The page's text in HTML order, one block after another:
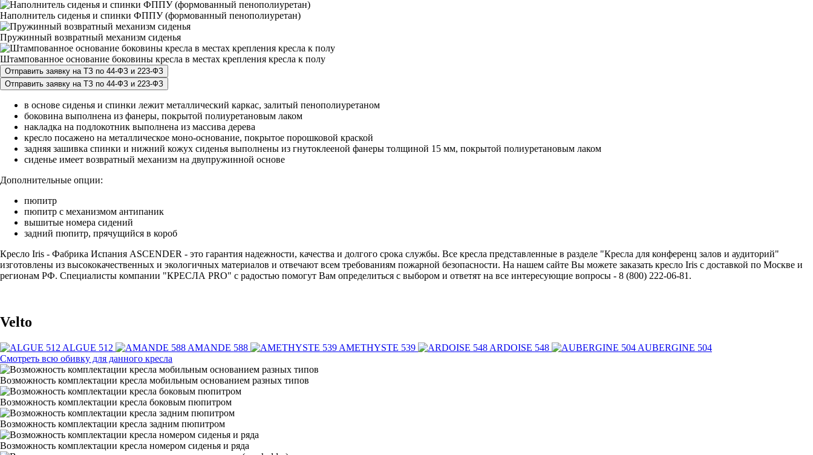
Наполнитель сиденья и спинки ФППУ (формованный пенополиуретан)
Пружинный возвратный механизм сиденья
Штампованное основание боковины кресла в местах крепления кресла к полу
в основе сиденья и спинки лежит металлический каркас, залитый пенополиуретаном
боковина выполнена из фанеры, покрытой полиуретановым лаком
накладка на подлокотник выполнена из массива дерева
кресло посажено на металлическое моно-основание, покрытое порошковой краской
задняя зашивка спинки и нижний кожух сиденья выполнены из гнутоклееной фанеры толщиной 15 мм, покрытой полиуретановым лаком
сиденье имеет возвратный механизм на двупружинной основе
Дополнительные опции:
пюпитр
пюпитр с механизмом антипаник
вышитые номера сидений
задний пюпитр, прячущийся в короб
Кресло Iris - Фабрика Испания ASCENDER - это гарантия надежности, качества и долгого срока службы. Все кресла представленные в разделе "Кресла для конференц залов и аудиторий"
изготовлены из высококачественных и экологичных материалов и отвечают всем требованиям пожарной безопасности. На нашем сайте Вы можете заказать кресло Iris с доставкой по Москве и
регионам РФ. Специалисты компании "КРЕСЛА PRO" с радостью помогут Вам определиться с выбором и ответят на все интересующие вопросы - 8 (800) 222-06-81.
Velto
ALGUE 512 AMANDE 588 AMETHYSTE 539 ARDOISE 548
AUBERGINE 504
Смотреть всю обивку для данного кресла
Возможность комплектации кресла мобильным основанием разных типов
Возможность комплектации кресла боковым пюпитром
Возможность комплектации кресла задним пюпитром
Возможность комплектации кресла номером сиденья и ряда